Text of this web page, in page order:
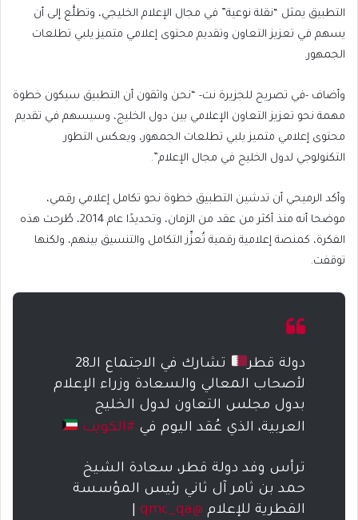
التطبيق يمثل “نقلة نوعية” في مجال الإعلام الخليجي، وتطلَّع إلى أن
يسهم في تعزيز التعاون وتقديم محتوى إعلامي متميز يلبي تطلعات
الجمهور.
وأضاف -في تصريح للجزيرة نت- “نحن واثقون أن التطبيق سيكون خطوة
مهمة نحو تعزيز التعاون الإعلامي بين دول الخليج، وسيسهم في تقديم
محتوى إعلامي متميز يلبي تطلعات الجمهور، ويعكس التطور
التكنولوجي لدول الخليج في مجال الإعلام”.
وأكد الرميحي أن تدشين التطبيق خطوة نحو تكامل إعلامي رقمي،
موضحا أنه منذ أكثر من عقد من الزمان، وتحديدًا عام 2014، طُرحت هذه
الفكرة، كمنصة إعلامية رقمية تُعزِّز التكامل والتنسيق بينهم، ولكنها
توقفت.
دولة قطر
تشارك في الاجتماع الـ28
لأصحاب المعالي والسعادة وزراء الإعلام
بدول مجلس التعاون لدول الخليج
العربية، الذي عُقد اليوم في #الكويت
ترأس وفد دولة قطر، سعادة الشيخ
حمد بن ثامر آل ثاني رئيس المؤسسة
القطرية للإعلام @qmc_qa